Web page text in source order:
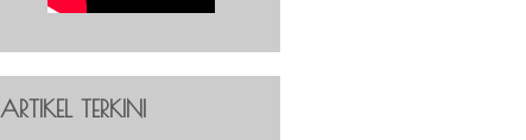
ARTIKEL TERKINI